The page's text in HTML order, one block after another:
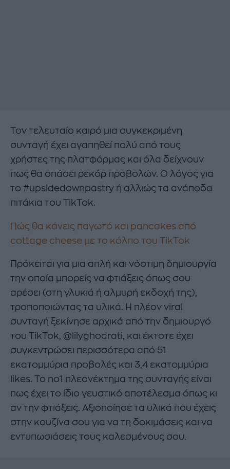
Τον τελευταίο καιρό μια συγκεκριμένη
συνταγή έχει αγαπηθεί πολύ από τους
χρήστες της πλατφόρμας και όλα δείχνουν
πως θα σπάσει ρεκόρ προβολών. Ο λόγος για
το #upsidedownpastry ή αλλιώς τα ανάποδα
πιτάκια του TikTok.
Πώς θα κάνεις παγωτό και pancakes από
cottage cheese με το κόλπο του TikTok
Πρόκειται για μια απλή και νόστιμη δημιουργία
την οποία μπορείς να φτιάξεις όπως σου
αρέσει (στη γλυκιά ή αλμυρή εκδοχή της),
τροποποιώντας τα υλικά. Η πλέον viral
συνταγή ξεκίνησε αρχικά από την δημιουργό
του TikTok, @lilyghodrati, και έκτοτε έχει
συγκεντρώσει περισσότερα από 51
εκατομμύρια προβολές και 3,4 εκατομμύρια
likes. Το no1 πλεονέκτημα της συνταγής είναι
πως έχει το ίδιο γευστικό αποτέλεσμα όπως κι
αν την φτιάξεις. Αξιοποίησε τα υλικά που έχεις
στην κουζίνα σου για να τη δοκιμάσεις και να
εντυπωσιάσεις τους καλεσμένους σου.